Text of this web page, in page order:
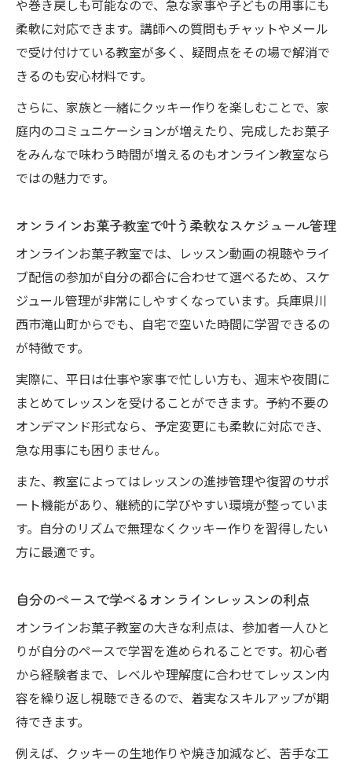
や巻き戻しも可能なので、急な家事や子どもの用事にも
柔軟に対応できます。講師への質問もチャットやメール
で受け付けている教室が多く、疑問点をその場で解消で
きるのも安心材料です。
さらに、家族と一緒にクッキー作りを楽しむことで、家
庭内のコミュニケーションが増えたり、完成したお菓子
をみんなで味わう時間が増えるのもオンライン教室なら
ではの魅力です。
オンラインお菓子教室で叶う柔軟なスケジュール管理
オンラインお菓子教室では、レッスン動画の視聴やライ
ブ配信の参加が自分の都合に合わせて選べるため、スケ
ジュール管理が非常にしやすくなっています。兵庫県川
西市滝山町からでも、自宅で空いた時間に学習できるの
が特徴です。
実際に、平日は仕事や家事で忙しい方も、週末や夜間に
まとめてレッスンを受けることができます。予約不要の
オンデマンド形式なら、予定変更にも柔軟に対応でき、
急な用事にも困りません。
また、教室によってはレッスンの進捗管理や復習のサポ
ート機能があり、継続的に学びやすい環境が整っていま
す。自分のリズムで無理なくクッキー作りを習得したい
方に最適です。
自分のペースで学べるオンラインレッスンの利点
オンラインお菓子教室の大きな利点は、参加者一人ひと
りが自分のペースで学習を進められることです。初心者
から経験者まで、レベルや理解度に合わせてレッスン内
容を繰り返し視聴できるので、着実なスキルアップが期
待できます。
例えば、クッキーの生地作りや焼き加減など、苦手な工